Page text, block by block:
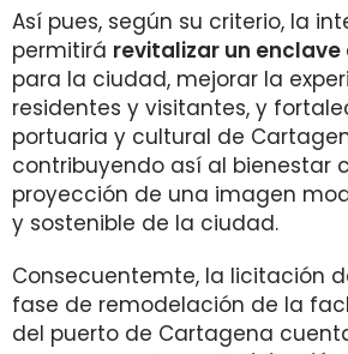
Así pues, según su criterio, la
permitirá revitalizar un
para la ciudad, mejorar la
residentes y visitantes, y
portuaria y cultural de
contribuyendo así al bienestar
proyección de una imagen
y sostenible de la ciudad.
Consecuentemte, la licitación
fase de remodelación de la
del puerto de Cartagena